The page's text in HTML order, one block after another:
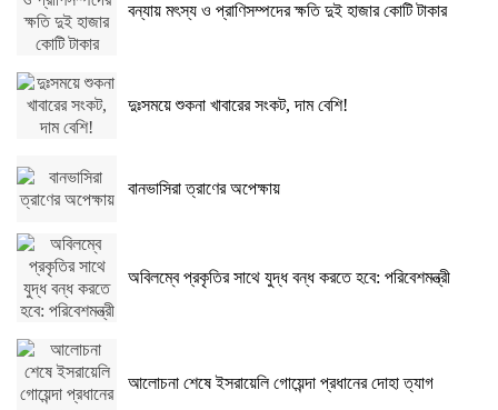
বন্যায় মৎস্য ও প্রাণিসম্পদের ক্ষতি দুই হাজার কোটি টাকার
দুঃসময়ে শুকনা খাবারের সংকট, দাম বেশি!
বানভাসিরা ত্রাণের অপেক্ষায়
অবিলম্বে প্রকৃতির সাথে যুদ্ধ বন্ধ করতে হবে: পরিবেশমন্ত্রী
আলোচনা শেষে ইসরায়েলি গোয়েন্দা প্রধানের দোহা ত্যাগ